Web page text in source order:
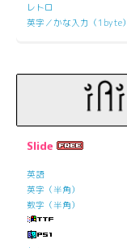
レトロ
英字／かな入力（1byte）
Slide
英語
英字（半角）
数字（半角）